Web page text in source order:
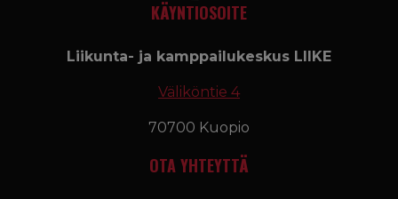
KÄYNTIOSOITE
Liikunta- ja kamppailukeskus LIIKE
Väliköntie 4
70700 Kuopio
OTA YHTEYTTÄ